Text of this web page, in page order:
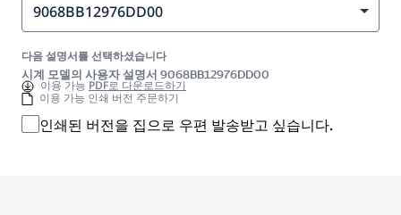
9068BB12976DD00
다음 설명서를 선택하셨습니다
시계 모델의 사용자 설명서 9068BB12976DD00
이용 가능 PDF로 다운로드하기
이용 가능 인쇄 버전 주문하기
인쇄된 버전을 집으로 우편 발송받고 싶습니다.